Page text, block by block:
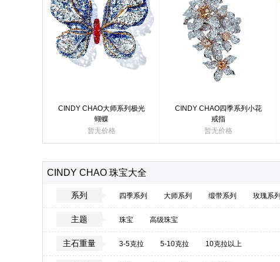
CINDY CHAO大师系列极光
蝴蝶
暂无价格
CINDY CHAO四季系列小花
戒指
暂无价格
CINDY CHAO 珠宝大全
系列 四季系列 大师系列 缎带系列 玫瑰系列
主题 珠宝 高级珠宝
主石重量 3-5克拉 5-10克拉 10克拉以上